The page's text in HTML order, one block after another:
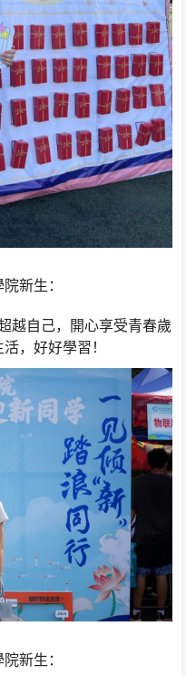
新生：
越自己，開心享受青春歲
，好好學習！
新生：